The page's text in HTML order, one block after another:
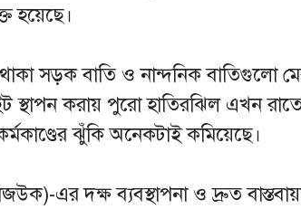
হয়েছে।
সড়ক বাতি ও নান্দনিক বাতিগুলো
স্থাপন করায় পুরো হাতিরঝিল এখন
ঝুঁকি অনেকটাই কমিয়েছে।
এর দক্ষ ব্যবস্থাপনা ও দ্রুত